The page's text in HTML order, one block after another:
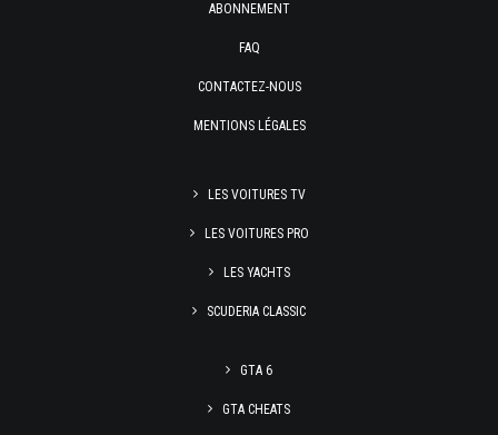
ABONNEMENT
FAQ
CONTACTEZ-NOUS
MENTIONS LÉGALES
LES VOITURES TV
LES VOITURES PRO
LES YACHTS
SCUDERIA CLASSIC
GTA 6
GTA CHEATS